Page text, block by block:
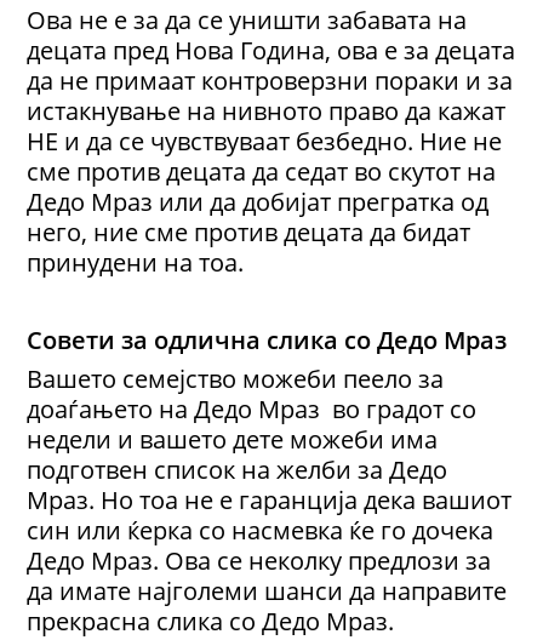
Ова не е за да се уништи забавата на
децата пред Нова Година, ова е за децата
да не примаат контроверзни пораки и за
истакнување на нивното право да кажат
НЕ и да се чувствуваат безбедно. Ние не
сме против децата да седат во скутот на
Дедо Мраз или да добијат прегратка од
него, ние сме против децата да бидат
принудени на тоа.
Совети за одлична слика со Дедо Мраз
Вашето семејство можеби пеело за
доаѓањето на Дедо Мраз во градот со
недели и вашето дете можеби има
подготвен список на желби за Дедо
Мраз. Но тоа не е гаранција дека вашиот
син или ќерка со насмевка ќе го дочека
Дедо Мраз. Ова се неколку предлози за
да имате најголеми шанси да направите
прекрасна слика со Дедо Мраз.